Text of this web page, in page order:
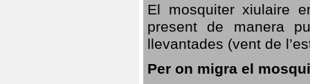
El mosquiter xiulaire
present de manera
llevantades (vent de
Per on migra el